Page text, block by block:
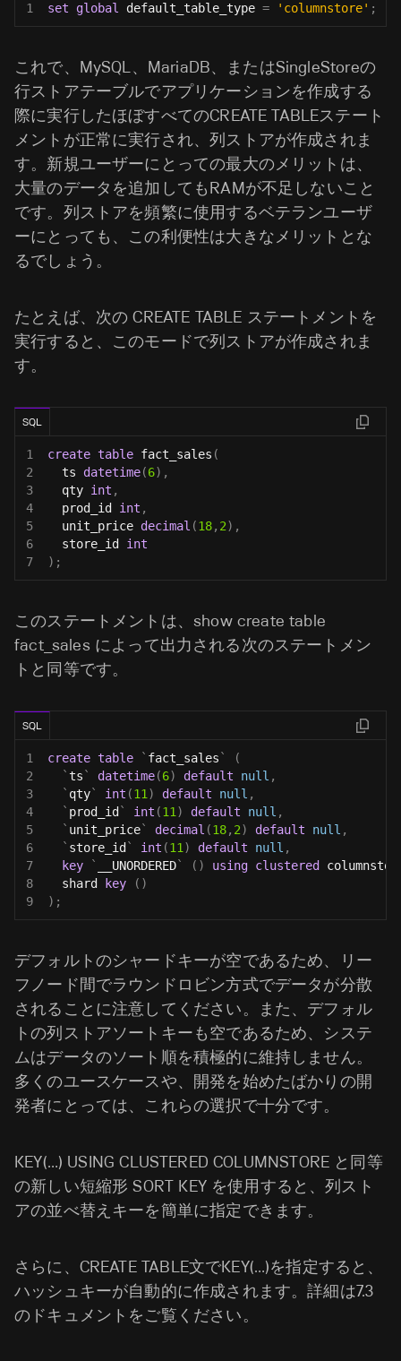
1 set global default_table_type = 'columnstore' ;
これで、MySQL、MariaDB、またはSingleStoreの
行ストアテーブルでアプリケーションを作成する
際に実行したほぼすべてのCREATE TABLEステート
メントが正常に実行され、列ストアが作成されま
す。新規ユーザーにとっての最大のメリットは、
大量のデータを追加してもRAMが不足しないこと
です。列ストアを頻繁に使用するベテランユーザ
ーにとっても、この利便性は大きなメリットとな
るでしょう。
たとえば、次の CREATE TABLE ステートメントを
実行すると、このモードで列ストアが作成されま
す。
SQL
1 create table fact_sales (
2
  ts
datetime(6) ,
3
  qty
int ,
4
  prod_id
int ,
5
  unit_price
decimal (18, 2) ,
6
  store_id
int
7
) ;
このステートメントは、show create table
fact_sales によって出力される次のステートメン
トと同等です。
SQL
1 create table ` fact_sales `
(
2
`ts ` datetime(6) default null ,
3
` qty` int (11 ) default null ,
4
` prod_id ` int (11 ) default null ,
5
` unit_price` decimal (18, 2) default null ,
6
` store_id ` int (11 ) default null ,
7
key ` __UNORDERED` ( ) using clustered
8
  shard
key ( )
9
) ;
デフォルトのシャードキーが空であるため、リー
フノード間でラウンドロビン方式でデータが分散
されることに注意してください。また、デフォル
トの列ストアソートキーも空であるため、システ
ムはデータのソート順を積極的に維持しません。
多くのユースケースや、開発を始めたばかりの開
発者にとっては、これらの選択で十分です。
KEY(…) USING CLUSTERED COLUMNSTORE と同等
の新しい短縮形 SORT KEY を使用すると、列スト
アの並べ替えキーを簡単に指定できます。
さらに、CREATE TABLE文でKEY(…)を指定すると、
ハッシュキーが自動的に作成されます。詳細は7.3
のドキュメントをご覧ください。